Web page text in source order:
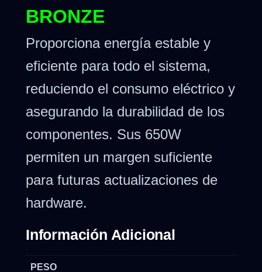
BRONZE
Proporciona energía estable y
eficiente para todo el sistema,
reduciendo el consumo eléctrico y
asegurando la durabilidad de los
componentes. Sus 650W
permiten un margen suficiente
para futuras actualizaciones de
hardware.
Información Adicional
PESO